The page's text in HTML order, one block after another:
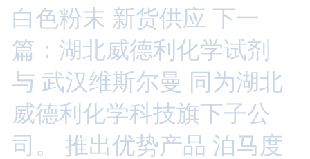
白色粉末 新货供应 下一
篇：湖北威德利化学试剂
与 武汉维斯尔曼 同为湖北
威德利化学科技旗下子公
司。 推出优势产品 泊马度